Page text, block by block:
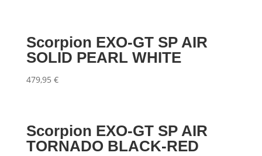
Scorpion EXO-GT SP AIR
SOLID PEARL WHITE
479,95 €
Scorpion EXO-GT SP AIR
TORNADO BLACK-RED